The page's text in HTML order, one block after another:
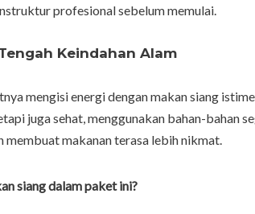
profesional sebelum memulai.
Keindahan Alam
mengisi energi dengan makan siang
juga sehat, menggunakan bahan-bahan
membuat makanan terasa lebih nikmat.
siang dalam paket ini?